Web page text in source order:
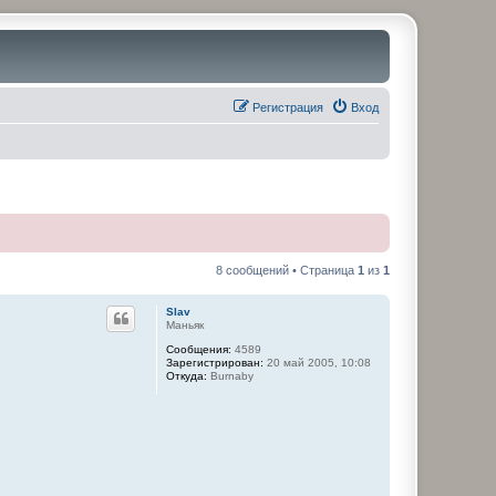
Вход
Регистрация
8 сообщений • Страница 1 из 1
Slav
Маньяк
Сообщения: 4589
Зарегистрирован: 20 май 2005, 10:08
Откуда: Burnaby